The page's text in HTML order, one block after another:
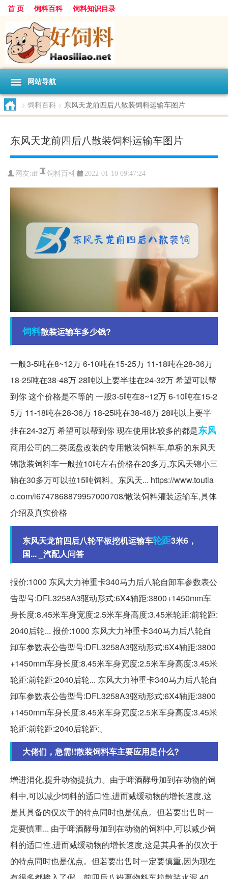
首 页 饲料百科 饲料知识目录
网站导航
> 饲料百科 > 东风天龙前四后八散装饲料运输车图片
东风天龙前四后八散装饲料运输车图片
网友:df 饲料百科 2022-01-10 09:47:24
饲料散装运输车多少钱?
一般3-5吨在8~12万 6-10吨在15-25万 11-18吨在28-36万
18-25吨在38-48万 28吨以上要半挂在24-32万 希望可以帮
到你 这个价格是不等的 一般3-5吨在8~12万 6-10吨在15-2
5万 11-18吨在28-36万 18-25吨在38-48万 28吨以上要半
挂在24-32万 希望可以帮到你 现在使用比较多的都是东风
商用公司的二类底盘改装的专用散装饲料车,单桥的东风天
锦散装饲料车一般拉10吨左右价格在20多万,东风天锦小三
轴在30多万可以拉15吨饲料。东风天... https://www.toutia
o.com/i6747868879957000708/散装饲料灌装运输车,具体
介绍及真实价格
东风天龙前四后八轮平板挖机运输车轮距3米6，
国... _汽配人问答
报价:1000 东风大力神重卡340马力后八轮自卸车参数表公
告型号:DFL3258A3驱动形式:6X4轴距:3800+1450mm车
身长度:8.45米车身宽度:2.5米车身高度:3.45米轮距:前轮距:
2040后轮... 报价:1000 东风大力神重卡340马力后八轮自
卸车参数表公告型号:DFL3258A3驱动形式:6X4轴距:3800
+1450mm车身长度:8.45米车身宽度:2.5米车身高度:3.45米
轮距:前轮距:2040后轮... 东风大力神重卡340马力后八轮自
卸车参数表公告型号:DFL3258A3驱动形式:6X4轴距:3800
+1450mm车身长度:8.45米车身宽度:2.5米车身高度:3.45米
轮距:前轮距:2040后轮距:。
大佬们，急需!!散装饲料车主要应用是什么?
增进消化,提升动物提抗力。由于啤酒酵母加到在动物的饲
料中,可以减少饲料的适口性,进而减缓动物的增长速度,这
是其具备的仅次于的特点同时也是优点。但若要出售时一
定要慎重... 由于啤酒酵母加到在动物的饲料中,可以减少饲
料的适口性,进而减缓动物的增长速度,这是其具备的仅次于
的特点同时也是优点。但若要出售时一定要慎重,因为现在